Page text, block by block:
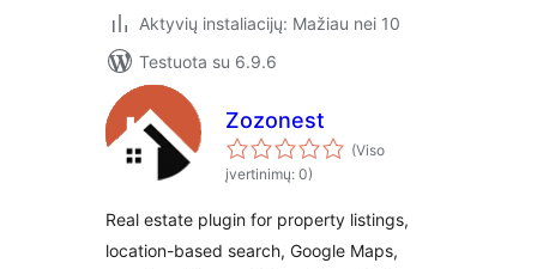
Aktyvių instaliacijų: Mažiau nei 10
Testuota su 6.9.6
Zozonest
(Viso
įvertinimų: 0)
Real estate plugin for property listings,
location-based search, Google Maps,